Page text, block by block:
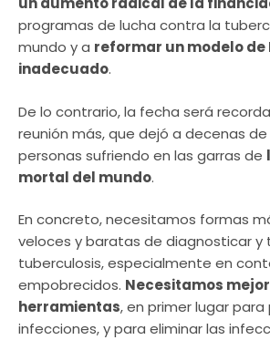
programas de lucha contra la
mundo y a reformar un modelo de
inadecuado.
De lo contrario, la fecha será
reunión más, que dejó a decenas
personas sufriendo en las garras de
mortal del mundo.
En concreto, necesitamos formas
veloces y baratas de diagnosticar y
tuberculosis, especialmente en
empobrecidos. Necesitamos
herramientas, en primer lugar para
infecciones, y para eliminar las